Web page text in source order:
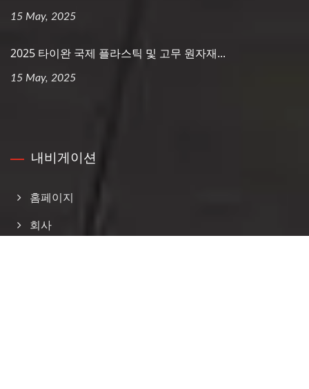
15 May, 2025
2025 타이완 국제 플라스틱 및 고무 원자재...
15 May, 2025
내비게이션
홈페이지
회사